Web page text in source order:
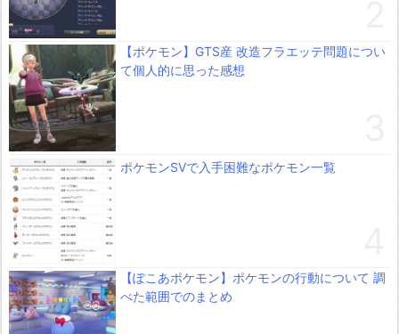
【ポケモン】GTS産 改造フラエッテ問題につい
て個人的に思った感想
ポケモンSVで入手困難なポケモン一覧
【ぽこあポケモン】ポケモンの行動について 調
べた範囲でのまとめ